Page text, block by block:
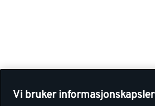
Vi bruker informasjonskapsler